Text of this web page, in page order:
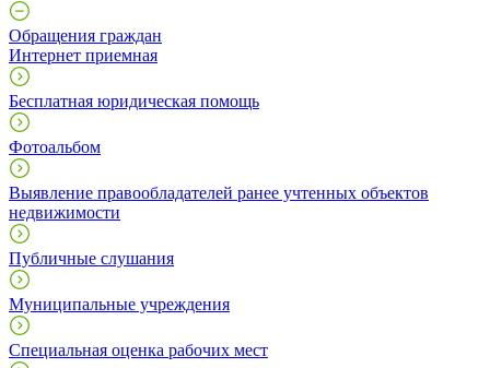
Обращения граждан
Интернет приемная
Бесплатная юридическая помощь
Фотоальбом
Выявление правообладателей ранее учтенных объектов
недвижимости
Публичные слушания
Муниципальные учреждения
Специальная оценка рабочих мест